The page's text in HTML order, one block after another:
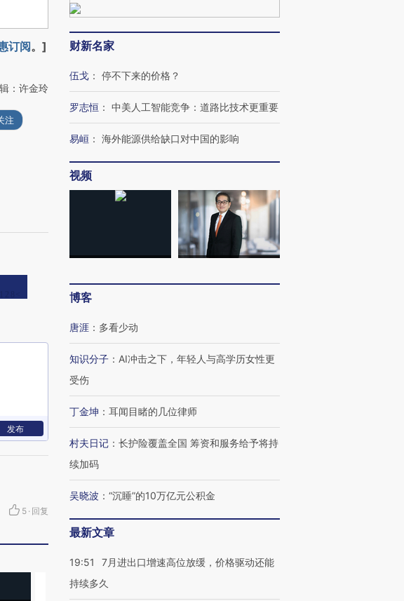
订阅。]
：许金玲
注
发布
5 · 回复
财新名家
伍戈 ： 停不下来的价格？
罗志恒 ： 中美人工智能竞争：道路比技术更重要
易峘 ： 海外能源供给缺口对中国的影响
视频
博客
唐涯 ： 多看少动
知识分子 ： AI冲击之下，年轻人与高学历女性更
受伤
丁金坤 ： 耳闻目睹的几位律师
村夫日记 ： 长护险覆盖全国 筹资和服务给予将持
续加码
吴晓波 ： “沉睡”的10万亿元公积金
最新文章
19:51
7月进出口增速高位放缓，价格驱动还能
持续多久